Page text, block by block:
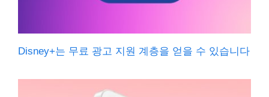
Disney+는 무료 광고 지원 계층을 얻을 수 있습니다